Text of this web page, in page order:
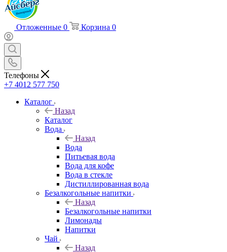
Отложенные 0 Корзина 0
Телефоны
+7 4012 577 750
Каталог
Назад
Каталог
Вода
Назад
Вода
Питьевая вода
Вода для кофе
Вода в стекле
Дистиллированная вода
Безалкогольные напитки
Назад
Безалкогольные напитки
Лимонады
Напитки
Чай
Назад